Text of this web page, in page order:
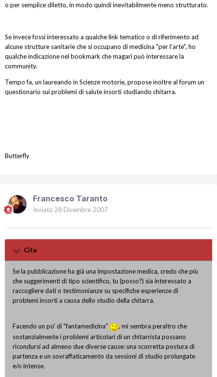
o per semplice diletto, in modo quindi inevitabilmente meno strutturato.
Se invece fossi interessato a qualche link tematico o di riferimento ad
alcune strutture sanitarie che si occupano di medicina "per l'arte", ho
qualche indicazione nel bookmark che magari può interessare la
community.
Tempo fa, un laureando in Scienze motorie, propose inoltre al forum un
questionario sui problemi di salute insorti studiando chitarra.
Butterfly
Francesco Taranto
Inviato 28 Dicembre 2007
Cita
Se la pubblicazione ha già una impostazione medica, credo che più
che suggerimenti di tipo scientifico, tu (posso?) sia interessato a
raccogliere dati o testimonianze su specifiche esperienze di
problemi insorti a causa dello studio della chitarra.
Facendo un po' di "fantamedicina"
, mi sembra peraltro che
sostanzialmente i problemi articolari di un chitarrista possano
ricondursi ad almeno due diverse cause: una scorretta postura di
partenza e un sovraffaticamento da sessioni di studio prolungate
e/o intense.